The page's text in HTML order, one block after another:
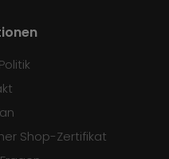
Shop-Zertifikat